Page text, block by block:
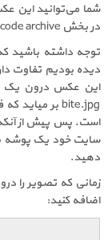
شما می‌توانید این
در بخش code archive
توجه داشته باشید
دیده بودیم تفاوت
این عکس درون یک
bite.jpg بر میاید که
است. پس پیش از آنکه
سایت خود یک پوشه
دهید.
زمانی که تصویر را
اضافه کنید: